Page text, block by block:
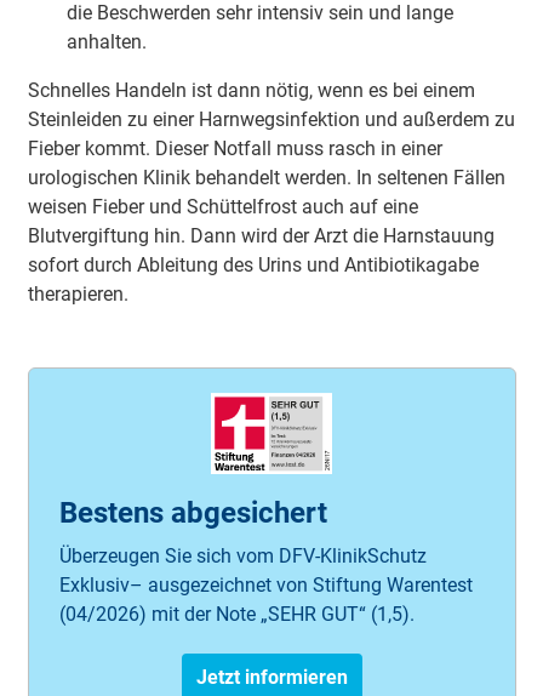
die Beschwerden sehr intensiv sein und lange
anhalten.
Schnelles Handeln ist dann nötig, wenn es bei einem
Steinleiden zu einer Harnwegsinfektion und außerdem zu
Fieber kommt. Dieser Notfall muss rasch in einer
urologischen Klinik behandelt werden. In seltenen Fällen
weisen Fieber und Schüttelfrost auch auf eine
Blutvergiftung hin. Dann wird der Arzt die Harnstauung
sofort durch Ableitung des Urins und Antibiotikagabe
therapieren.
Bestens abgesichert
Überzeugen Sie sich vom DFV-KlinikSchutz
Exklusiv– ausgezeichnet von Stiftung Warentest
(04/2026) mit der Note „SEHR GUT“ (1,5).
Jetzt informieren